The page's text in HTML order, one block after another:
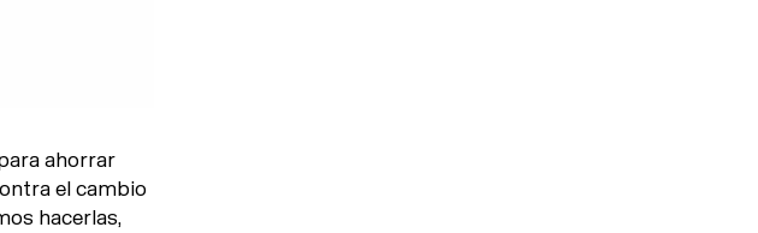
ahorrar
el cambio
hacerlas,